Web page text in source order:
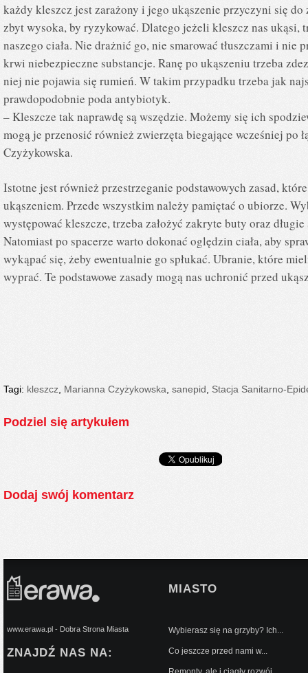
każdy kleszcz jest zarażony i jego ukąszenie przyczyni się do
zbyt wysoka, by ryzykować. Dlatego jeżeli kleszcz nas ukąsi,
naszego ciała. Nie drażnić go, nie smarować tłuszczami i nie
krwi niebezpieczne substancje. Ranę po ukąszeniu trzeba
niej nie pojawia się rumień. W takim przypadku trzeba jak
prawdopodobnie poda antybiotyk.
– Kleszcze tak naprawdę są wszędzie. Możemy się ich
mogą je przenosić również zwierzęta biegające wcześniej po
Czyżykowska.
Istotne jest również przestrzeganie podstawowych zasad,
ukąszeniem. Przede wszystkim należy pamiętać o ubiorze.
występować kleszcze, trzeba założyć zakryte buty oraz
Natomiast po spacerze warto dokonać oględzin ciała, aby
wykąpać się, żeby ewentualnie go spłukać. Ubranie, które
wyprać. Te podstawowe zasady mogą nas uchronić przed
Tagi: kleszcz Marianna Czyżykowska sanepid Stacja Sanitarno-
Podziel się artykułem
Dodaj swój komentarz
www.erawa.pl - Dobra Strona Miasta
ZNAJDŹ NAS NA:
MIASTO
Wybierasz się na grzyby? Ich...
Co jeszcze przed nami w...